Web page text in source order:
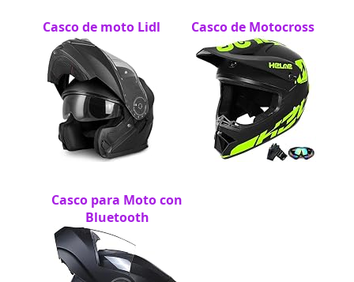
Casco de moto Lidl Casco de Motocross
Casco para Moto con
Bluetooth